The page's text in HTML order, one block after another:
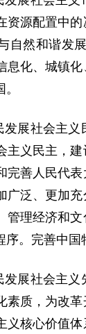
资源配置中
自然和谐发
息化、城镇
发展社会主
主义民主，
完善人民代
广泛、更加
管理经济和
序。完善中
发展社会主
素质，为改
义核心价值